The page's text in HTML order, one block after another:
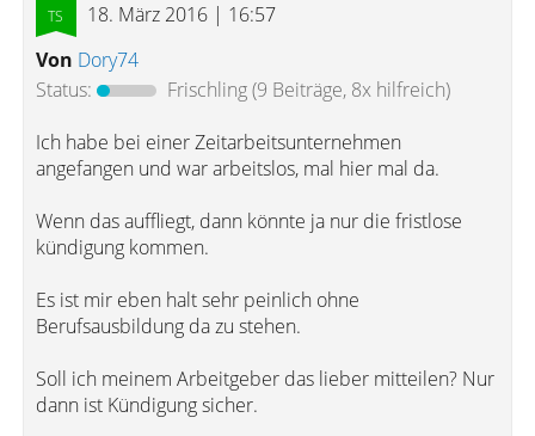
18. März 2016 | 16:57
Von Dory74
Status:
Frischling(9 Beiträge, 8x hilfreich)
Ich habe bei einer Zeitarbeitsunternehmen
angefangen und war arbeitslos, mal hier mal da.
Wenn das auffliegt, dann könnte ja nur die fristlose
kündigung kommen.
Es ist mir eben halt sehr peinlich ohne
Berufsausbildung da zu stehen.
Soll ich meinem Arbeitgeber das lieber mitteilen? Nur
dann ist Kündigung sicher.